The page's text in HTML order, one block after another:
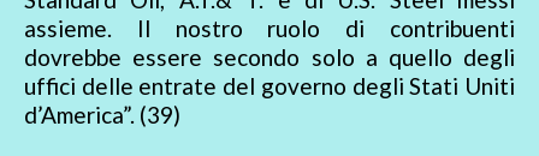
assieme. Il nostro ruolo di contribuenti
dovrebbe essere secondo solo a quello degli
uffici delle entrate del governo degli Stati Uniti
d’America”. (39)